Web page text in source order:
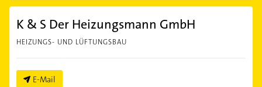
K & S Der Heizungsmann GmbH
HEIZUNGS- UND LÜFTUNGSBAU
E-Mail